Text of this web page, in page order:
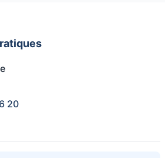
20